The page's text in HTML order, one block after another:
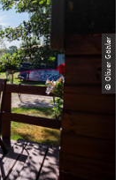
© Oliver Göhler